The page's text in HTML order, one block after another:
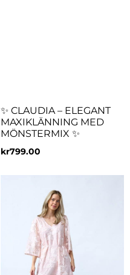
✨ CLAUDIA – ELEGANT
MAXIKLÄNNING MED
MÖNSTERMIX ✨
kr799.00